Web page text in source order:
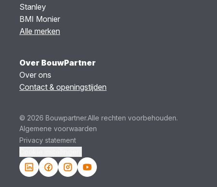
Stanley
BMI Monier
Alle merken
Over BouwPartner
Over ons
Contact & openingstijden
© 2026 Bouwpartner.Alle rechten voorbehouden.
Algemene voorwaarden
Privacy statement